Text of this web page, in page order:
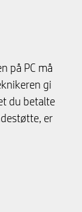
på PC må
gi
du betalte
er